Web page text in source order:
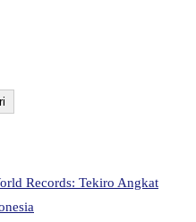
Records: Tekiro Angkat